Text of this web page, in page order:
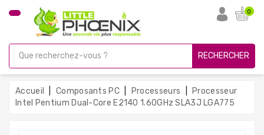
CATÉGORIE
Gamer
Unités
Centrales
Reconditionnées
0
RECHERCHER
Accueil Composants PC Processeurs
Processeur
Intel Pentium Dual-Core E2140 1.60GHz SLA3J LGA775